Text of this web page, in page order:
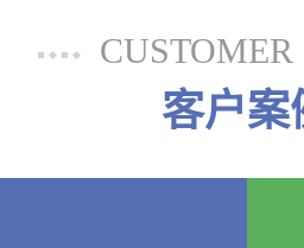
CUSTOMER
客户案